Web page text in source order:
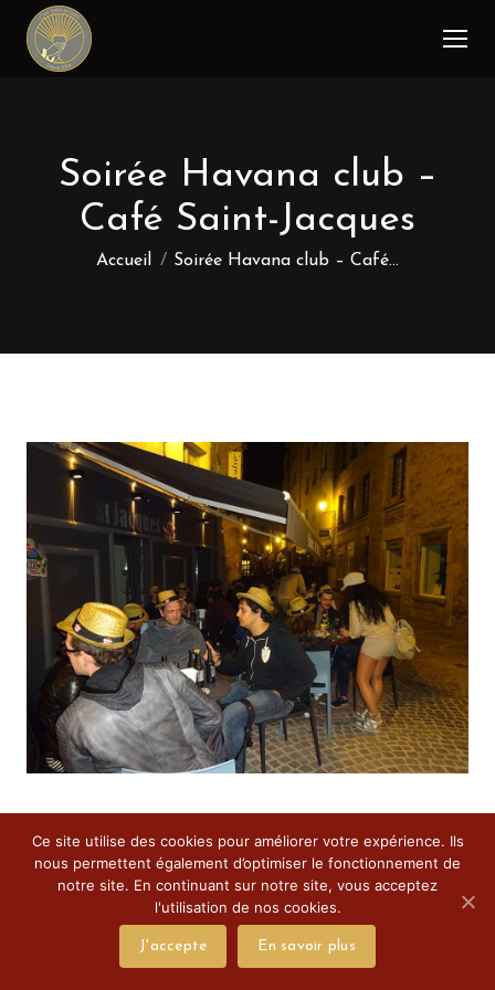
Soirée Havana club –
Café Saint-Jacques
Vous êtes ici :
Accueil Soirée Havana club – Café…
Ce site utilise des cookies pour améliorer votre expérience. Ils
nous permettent également d’optimiser le fonctionnement de
notre site. En continuant sur notre site, vous acceptez
l'utilisation de nos cookies.
J'accepte En savoir plus